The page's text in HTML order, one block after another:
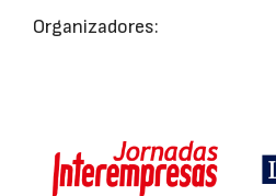
Organizadores: